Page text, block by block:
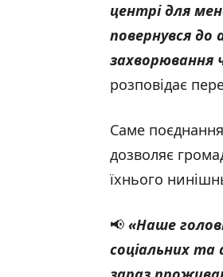
центрі для
повернувся
захворювання
розповідає
Саме
дозволяє
їхнього
📢 «Наше
соціальних та